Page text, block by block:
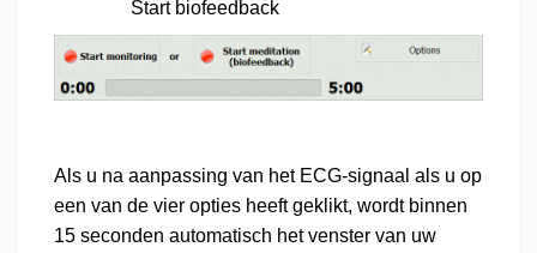
Start biofeedback
Als u na aanpassing van het ECG-signaal als u op
een van de vier opties heeft geklikt, wordt binnen
15 seconden automatisch het venster van uw